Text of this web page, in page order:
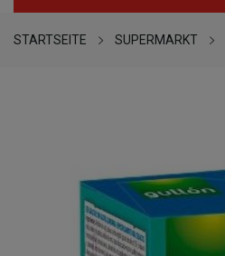
STARTSEITE SUPERMARKT